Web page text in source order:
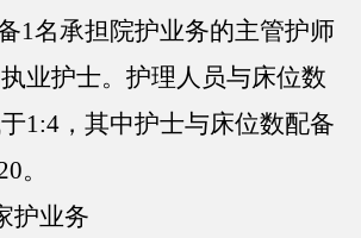
1名承担院护业务的主管护师
业护士。护理人员与床位数
1:4，其中护士与床位数配备
。
护业务